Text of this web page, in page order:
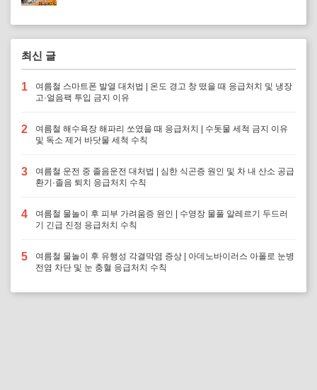
최신 글
1
여름철 스마트폰 발열 대처법 | 온도 경고 창 떴을 때 응급처치 및 냉장
고·얼음팩 투입 금지 이유
2
여름철 해수욕장 해파리 쏘였을 때 응급처치 | 수돗물 세척 금지 이유
및 독소 제거 바닷물 세척 수칙
3
여름철 운전 중 졸음운전 대처법 | 심한 식곤증 원인 및 차 내 산소 공급
환기·졸음 퇴치 응급처치 수칙
4
여름철 물놀이 후 피부 가려움증 원인 | 수영장 물풀 알레르기 두드러
기 긴급 진정 응급처치 수칙
5
여름철 물놀이 후 유행성 각결막염 증상 | 아데노바이러스 아폴로 눈병
전염 차단 및 눈 충혈 응급처치 수칙